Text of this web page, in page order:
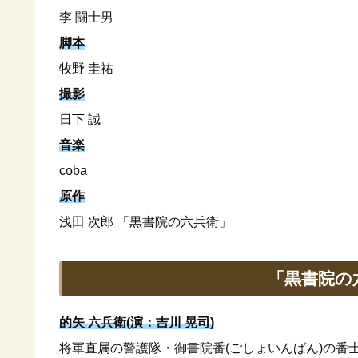
李 闘士男
脚本
牧野 圭祐
撮影
日下 誠
音楽
coba
原作
浅田 次郎 「黒書院の六兵衛」
「黒書院
的矢 六兵衛(演：吉川 晃司)
将軍直属の警護隊・御書院番(ごしょいんばん)の番士